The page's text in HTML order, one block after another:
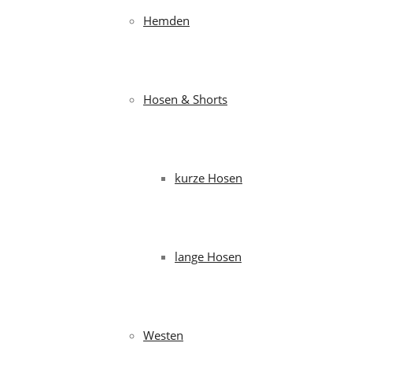
Hemden
Hosen & Shorts
kurze Hosen
lange Hosen
Westen